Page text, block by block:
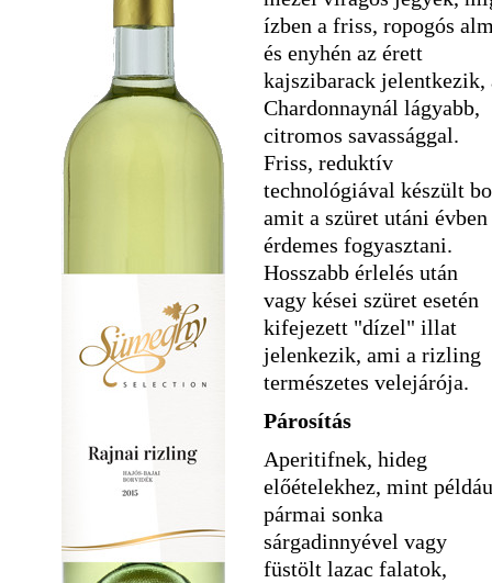
ízben a friss, ropogós
és enyhén az érett
kajszibarack jelentkezik,
Chardonnaynál lágyabb,
citromos savassággal.
Friss, reduktív
technológiával készült
amit a szüret utáni évben
érdemes fogyasztani.
Hosszabb érlelés után
vagy kései szüret esetén
kifejezett "dízel" illat
jelenkezik, ami a rizling
természetes velejárója.
Párosítás
Aperitifnek, hideg
előételekhez, mint
pármai sonka
sárgadinnyével vagy
füstölt lazac falatok,